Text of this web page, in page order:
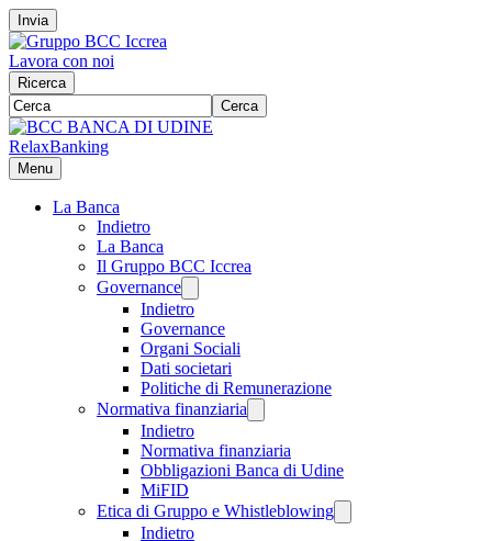
Invia
Lavora con noi
Ricerca
Cerca
RelaxBanking
Menu
La Banca
Indietro
La Banca
Il Gruppo BCC Iccrea
Governance
Indietro
Governance
Organi Sociali
Dati societari
Politiche di Remunerazione
Normativa finanziaria
Indietro
Normativa finanziaria
Obbligazioni Banca di Udine
MiFID
Etica di Gruppo e Whistleblowing
Indietro